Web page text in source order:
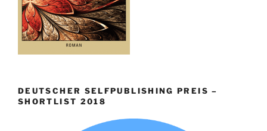
DEUTSCHER SELFPUBLISHING PREIS –
SHORTLIST 2018